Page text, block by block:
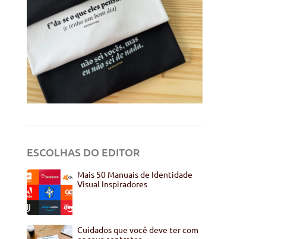
ESCOLHAS DO EDITOR
Mais 50 Manuais de Identidade
Visual Inspiradores
Cuidados que você deve ter com